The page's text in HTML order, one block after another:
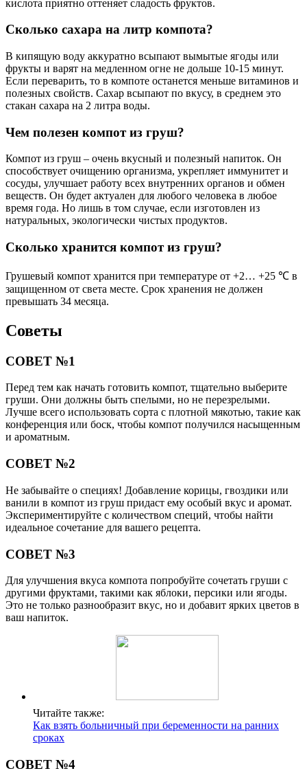
кислота приятно оттеняет сладость фруктов.
Сколько сахара на литр компота?
В кипящую воду аккуратно всыпают вымытые ягоды или
фрукты и варят на медленном огне не дольше 10-15 минут.
Если переварить, то в компоте останется меньше витаминов и
полезных свойств. Сахар всыпают по вкусу, в среднем это
стакан сахара на 2 литра воды.
Чем полезен компот из груш?
Компот из груш – очень вкусный и полезный напиток. Он
способствует очищению организма, укрепляет иммунитет и
сосуды, улучшает работу всех внутренних органов и обмен
веществ. Он будет актуален для любого человека в любое
время года. Но лишь в том случае, если изготовлен из
натуральных, экологически чистых продуктов.
Сколько хранится компот из груш?
Грушевый компот хранится при температуре от +2… +25 ℃ в
защищенном от света месте. Срок хранения не должен
превышать 34 месяца.
Советы
СОВЕТ №1
Перед тем как начать готовить компот, тщательно выберите
груши. Они должны быть спелыми, но не перезрелыми.
Лучше всего использовать сорта с плотной мякотью, такие как
конференция или боск, чтобы компот получился насыщенным
и ароматным.
СОВЕТ №2
Не забывайте о специях! Добавление корицы, гвоздики или
ванили в компот из груш придаст ему особый вкус и аромат.
Экспериментируйте с количеством специй, чтобы найти
идеальное сочетание для вашего рецепта.
СОВЕТ №3
Для улучшения вкуса компота попробуйте сочетать груши с
другими фруктами, такими как яблоки, персики или ягоды.
Это не только разнообразит вкус, но и добавит ярких цветов в
ваш напиток.
Читайте также:
Как взять больничный при беременности на ранних
сроках
СОВЕТ №4